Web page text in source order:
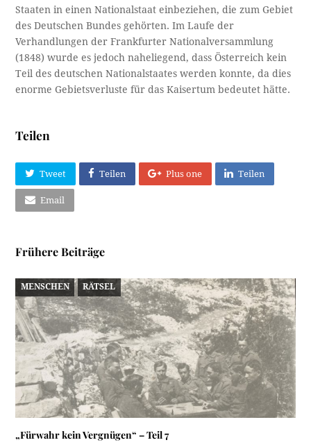
Staaten in einen Nationalstaat einbeziehen, die zum Gebiet
des Deutschen Bundes gehörten. Im Laufe der
Verhandlungen der Frankfurter Nationalversammlung
(1848) wurde es jedoch naheliegend, dass Österreich kein
Teil des deutschen Nationalstaates werden konnte, da dies
enorme Gebietsverluste für das Kaisertum bedeutet hätte.
Teilen
Tweet Teilen Plus one Teilen
Email
Frühere Beiträge
MENSCHEN RÄTSEL
„Fürwahr kein Vergnügen“ – Teil 7